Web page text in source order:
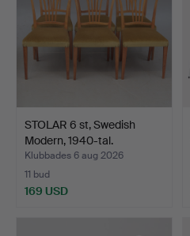
STOLAR 6 st, Swedish
Modern, 1940-tal.
Klubbades 6 aug 2026
11 bud
169 USD